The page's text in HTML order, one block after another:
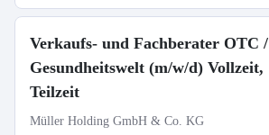
Verkaufs- und Fachberater OTC /
Gesundheitswelt (m/w/d) Vollzeit,
Teilzeit
Müller Holding GmbH & Co. KG